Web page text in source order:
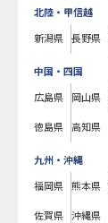
北陸・甲信越
新潟県 長野県
中国・四国
広島県 岡山県
徳島県 高知県
九州・沖縄
福岡県 熊本県
佐賀県 沖縄県